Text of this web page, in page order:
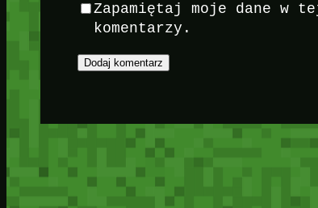
Zapamiętaj moje dane w
komentarzy.